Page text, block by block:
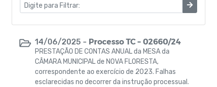
ACORDO DE ADESÃO
PARECERES
14/06/2025 - Processo TC – 02660/24
PRESTAÇÃO DE CONTAS ANUAL da MESA da
CÂMARA MUNICIPAL de NOVA FLORESTA,
correspondente ao exercício de 2023. Falhas
esclarecidas no decorrer da instrução processual.